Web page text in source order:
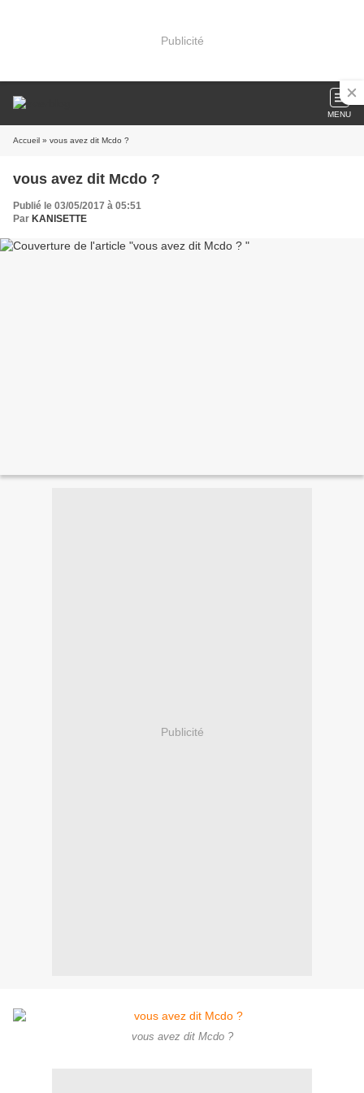
Publicité
MENU
Accueil » vous avez dit Mcdo ?
vous avez dit Mcdo ?
Publié le 03/05/2017 à 05:51
Par KANISETTE
Publicité
vous avez dit Mcdo ?